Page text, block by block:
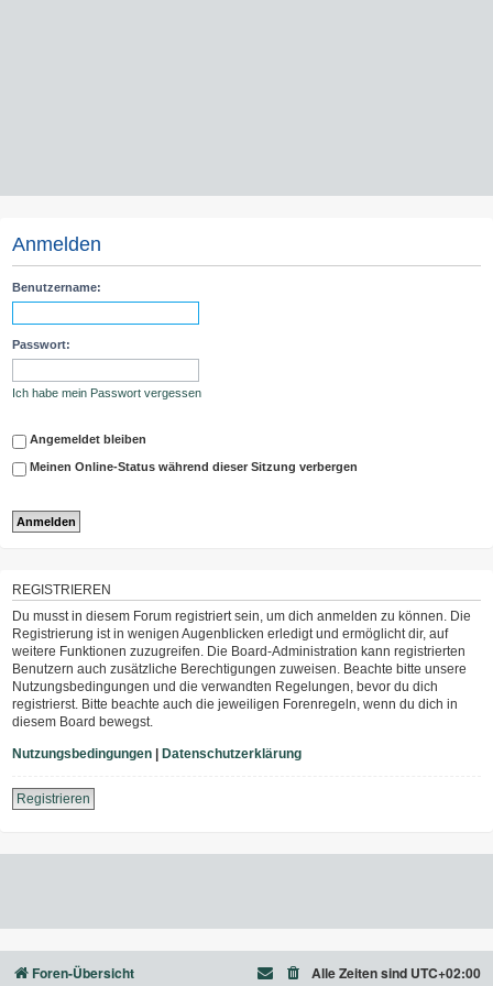
Anmelden
Benutzername:
Passwort:
Ich habe mein Passwort vergessen
Angemeldet bleiben
Meinen Online-Status während dieser Sitzung verbergen
REGISTRIEREN
Du musst in diesem Forum registriert sein, um dich anmelden zu können. Die
Registrierung ist in wenigen Augenblicken erledigt und ermöglicht dir, auf
weitere Funktionen zuzugreifen. Die Board-Administration kann registrierten
Benutzern auch zusätzliche Berechtigungen zuweisen. Beachte bitte unsere
Nutzungsbedingungen und die verwandten Regelungen, bevor du dich
registrierst. Bitte beachte auch die jeweiligen Forenregeln, wenn du dich in
diesem Board bewegst.
Nutzungsbedingungen | Datenschutzerklärung
Registrieren
Foren-Übersicht Alle Zeiten sind UTC+02:00